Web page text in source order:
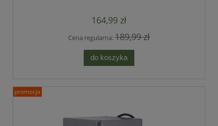
164,99 zł
Cena regularna:189,99 zł
do koszyka
promocja